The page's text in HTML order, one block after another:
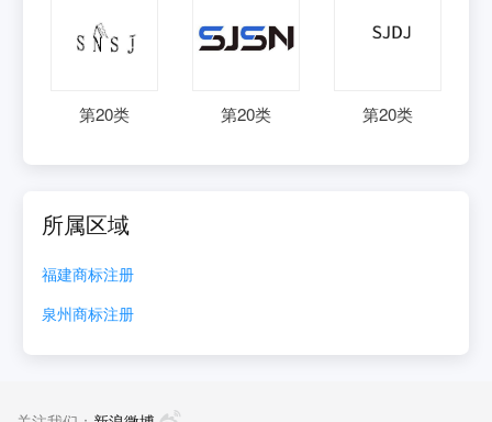
第20类 第20类 第20类
所属区域
福建商标注册
泉州商标注册